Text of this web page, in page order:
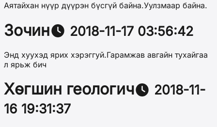
Аятайхан нүүр дүүрэн бүсгүй байна.Уулзмаар байна.
Зочин 2018-11-17 03:56:42
Энд хуухэд ярих хэрэггуй.Гарамжав авгайн тухайгаа
л ярьж бич
Хөгшин геологич
2018-11-
16 19:31:37